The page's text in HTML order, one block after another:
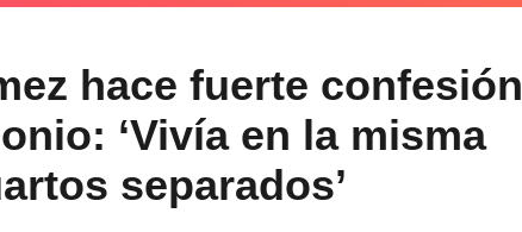
hace fuerte confesión
‘Vivía en la misma
separados’